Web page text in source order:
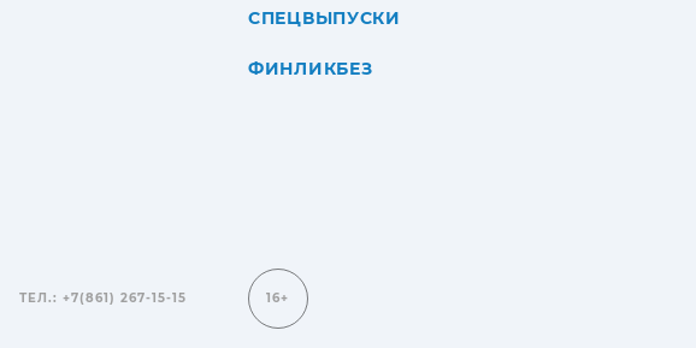
СПЕЦВЫПУСКИ
ФИНЛИКБЕЗ
ТЕЛ.: +7(861) 267-15-15 16+